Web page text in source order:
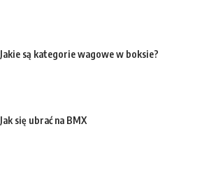
Jakie są kategorie wagowe w boksie?
Jak się ubrać na BMX